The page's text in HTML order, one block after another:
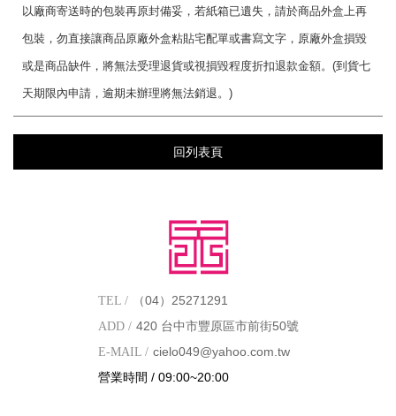
以廠商寄送時的包裝再原封備妥，若紙箱已遺失，請於商品外盒上再
包裝，勿直接讓商品原廠外盒粘貼宅配單或書寫文字，原廠外盒損毀
或是商品缺件，將無法受理退貨或視損毀程度折扣退款金額。 (到貨七
天期限內申請，逾期未辦理將無法銷退。 )
回列表頁
TEL / （04）25271291
ADD / 420 台中市豐原區市前街50號
E-MAIL / cielo049@yahoo.com.tw
營業時間 / 09:00~20:00